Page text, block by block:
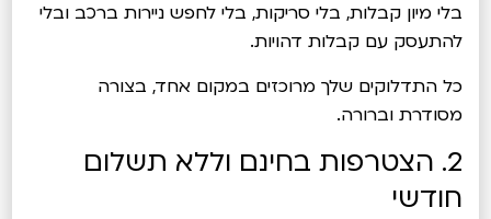
בלי מיון קבלות, בלי סריקות, בלי לחפש ניירות ברכב ובלי
להתעסק עם קבלות דהויות.
כל התדלוקים שלך מרוכזים במקום אחד, בצורה
מסודרת וברורה.
2. הצטרפות בחינם וללא תשלום
חודשי